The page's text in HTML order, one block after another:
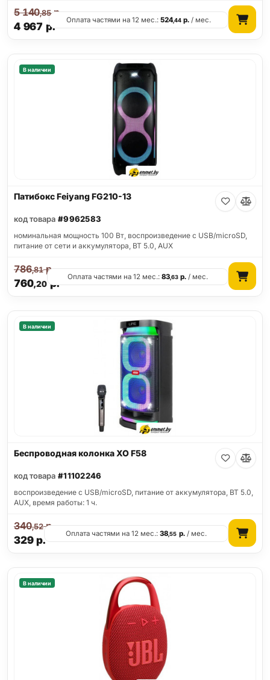
4 967 р.
5 140,85р.
Оплата частями на 12 мес.:524,44 р. / мес.
В наличии
Патибокс Feiyang FG210-13
код товара #9962583
номинальная мощность 100 Вт, воспроизведение с USB/microSD,
питание от сети и аккумулятора, BT 5.0, AUX
760,20р.
786,81р.
Оплата частями на 12 мес.:83,63 р. / мес.
В наличии
Беспроводная колонка XO F58
код товара #11102246
воспроизведение с USB/microSD, питание от аккумулятора, BT 5.0,
AUX, время работы: 1 ч.
329р.
340,52р.
Оплата частями на 12 мес.:38,55 р./ мес.
В наличии